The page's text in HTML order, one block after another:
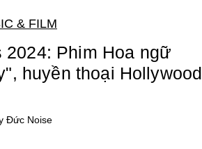
& FILM
2024: Phim Hoa ngữ
huyền thoại Hollywood
Đức Noise